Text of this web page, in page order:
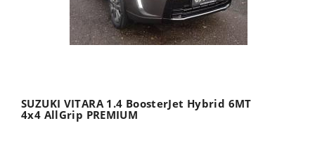
SUZUKI VITARA 1.4 BoosterJet Hybrid 6MT
4x4 AllGrip PREMIUM